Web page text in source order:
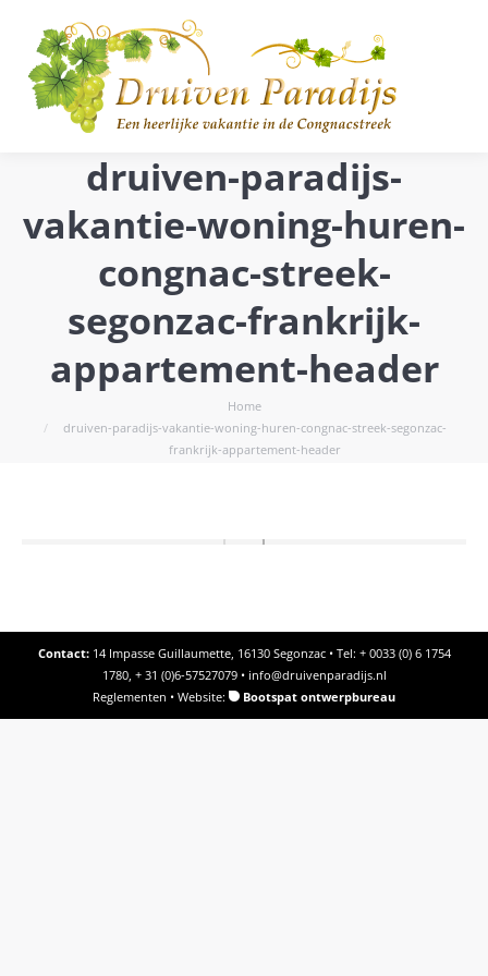
druiven-paradijs-
vakantie-woning-huren-
congnac-streek-
segonzac-frankrijk-
appartement-header
Home
druiven-paradijs-vakantie-woning-huren-congnac-streek-segonzac-
frankrijk-appartement-header
Contact:14 Impasse Guillaumette, 16130 Segonzac • Tel: + 0033 (0) 6 1754
1780, + 31 (0)6-57527079 • info@druivenparadijs.nl
Reglementen • Website: Bootspat ontwerpbureau